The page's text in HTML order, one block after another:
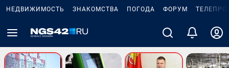
НЕДВИЖИМОСТЬ ЗНАКОМСТВА ПОГОДА ФОРУМ